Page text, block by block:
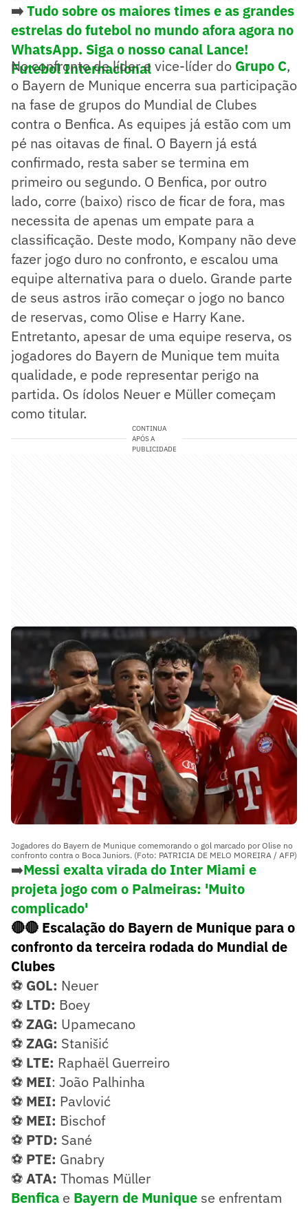
➡️Tudo sobre os maiores times e as grandes
estrelas do futebol no mundo afora agora no
WhatsApp. Siga o nosso canal Lance!
Futebol Internacional
No confronto de líder e vice-líder do Grupo C,
o Bayern de Munique encerra sua participação
na fase de grupos do Mundial de Clubes
contra o Benfica. As equipes já estão com um
pé nas oitavas de final. O Bayern já está
confirmado, resta saber se termina em
primeiro ou segundo. O Benfica, por outro
lado, corre (baixo) risco de ficar de fora, mas
necessita de apenas um empate para a
classificação. Deste modo, Kompany não deve
fazer jogo duro no confronto, e escalou uma
equipe alternativa para o duelo. Grande parte
de seus astros irão começar o jogo no banco
de reservas, como Olise e Harry Kane.
Entretanto, apesar de uma equipe reserva, os
jogadores do Bayern de Munique tem muita
qualidade, e pode representar perigo na
partida. Os ídolos Neuer e Müller começam
como titular.
CONTINUA
APÓS A
PUBLICIDADE
Jogadores do Bayern de Munique comemorando o gol marcado por Olise no
confronto contra o Boca Juniors. (Foto: PATRICIA DE MELO MOREIRA / AFP)
➡️Messi exalta virada do Inter Miami e
projeta jogo com o Palmeiras: 'Muito
complicado'
🔴🔴 Escalação do Bayern de Munique para o
confronto da terceira rodada do Mundial de
Clubes
⚽ GOL: Neuer
⚽ LTD: Boey
⚽ZAG: Upamecano
⚽ZAG: Stanišić
⚽ LTE: Raphaël Guerreiro
⚽ MEI: João Palhinha
⚽ MEI: Pavlović
⚽ MEI: Bischof
⚽ PTD: Sané
⚽ PTE: Gnabry
⚽ATA: Thomas Müller
Benfica e Bayern de Munique se enfrentam